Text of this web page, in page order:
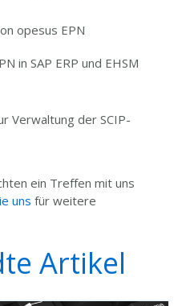
opesus EPN
in SAP ERP und EHSM
Verwaltung der SCIP-
ein Treffen mit uns
uns für weitere
Artikel